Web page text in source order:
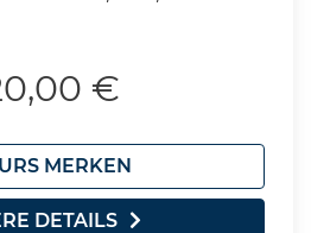
€
MERKEN
DETAILS